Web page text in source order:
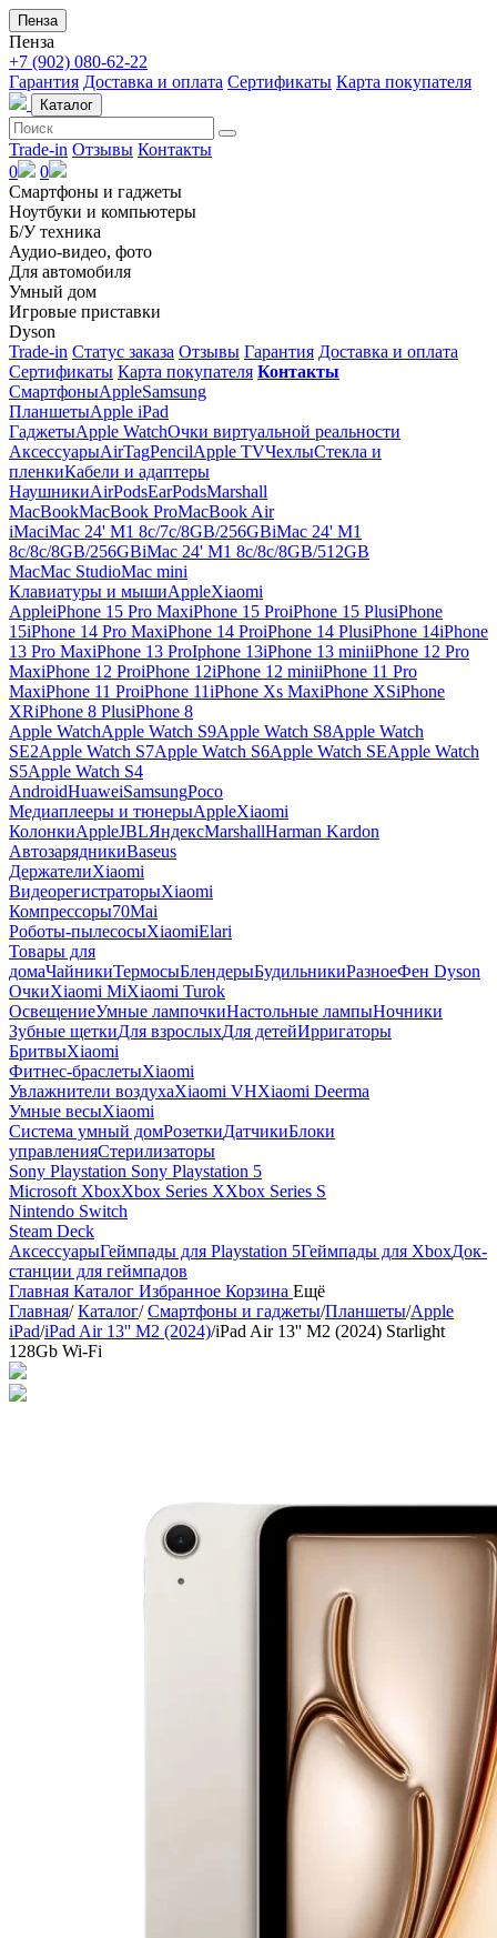
Пенза
Пенза
+7 (902) 080-62-22
Гарантия Доставка и оплата Сертификаты Карта покупателя
Каталог
Trade-in Отзывы Контакты
0
0
Смартфоны и гаджеты
Ноутбуки и компьютеры
Б/У техника
Аудио-видео, фото
Для автомобиля
Умный дом
Игровые приставки
Dyson
Trade-in Статус заказа Отзывы Гарантия Доставка и оплата
Сертификаты Карта покупателя Контакты
СмартфоныAppleSamsung
ПланшетыApple iPad
ГаджетыApple WatchОчки виртуальной реальности
АксессуарыAirTagPencilApple TVЧехлыСтекла и
пленкиКабели и адаптеры
НаушникиAirPodsEarPodsMarshall
MacBookMacBook ProMacBook Air
iMaciMac 24' M1 8c/7c/8GB/256GBiMac 24' M1
8c/8c/8GB/256GBiMac 24' M1 8c/8c/8GB/512GB
MacMac StudioMac mini
Клавиатуры и мышиAppleXiaomi
AppleiPhone 15 Pro MaxiPhone 15 ProiPhone 15 PlusiPhone
15iPhone 14 Pro MaxiPhone 14 ProiPhone 14 PlusiPhone 14iPhone
13 Pro MaxiPhone 13 ProIphone 13iPhone 13 miniiPhone 12 Pro
MaxiPhone 12 ProiPhone 12iPhone 12 miniiPhone 11 Pro
MaxiPhone 11 ProiPhone 11iPhone Xs MaxiPhone XSiPhone
XRiPhone 8 PlusiPhone 8
Apple WatchApple Watch S9Apple Watch S8Apple Watch
SE2Apple Watch S7Apple Watch S6Apple Watch SEApple Watch
S5Apple Watch S4
AndroidHuaweiSamsungPoco
Медиаплееры и тюнерыAppleXiaomi
КолонкиAppleJBLЯндексMarshallHarman Kardon
АвтозарядникиBaseus
ДержателиXiaomi
ВидеорегистраторыXiaomi
Компрессоры70Mai
Роботы-пылесосыXiaomiElari
Товары для
домаЧайникиТермосыБлендерыБудильникиРазноеФен Dyson
ОчкиXiaomi MiXiaomi Turok
ОсвещениеУмные лампочкиНастольные лампыНочники
Зубные щеткиДля взрослыхДля детейИрригаторы
БритвыXiaomi
Фитнес-браслетыXiaomi
Увлажнители воздухаXiaomi VHXiaomi Deerma
Умные весыXiaomi
Система умный домРозеткиДатчикиБлоки
управленияСтерилизаторы
Sony Playstation Sony Playstation 5
Microsoft XboxXbox Series XXbox Series S
Nintendo Switch
Steam Deck
АксессуарыГеймпады для Playstation 5Геймпады для XboxДок-
станции для геймпадов
Главная Каталог Избранное Корзина Ещё
Главная/ Каталог/ Смартфоны и гаджеты/Планшеты/Apple
iPad/iPad Air 13'' M2 (2024)/iPad Air 13'' M2 (2024) Starlight
128Gb Wi-Fi